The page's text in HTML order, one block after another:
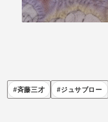
斉藤三才 ジュサブロー